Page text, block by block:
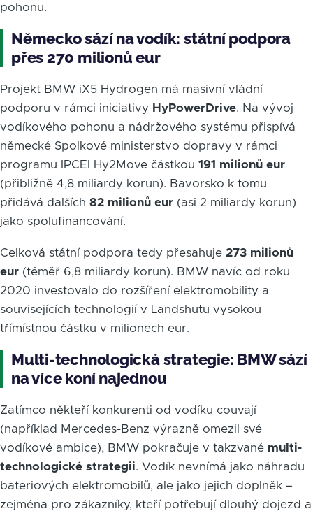
pohonu.
Německo sází na vodík: státní podpora
přes 270 milionů eur
Projekt BMW iX5 Hydrogen má masivní vládní
podporu v rámci iniciativy HyPowerDrive. Na vývoj
vodíkového pohonu a nádržového systému přispívá
německé Spolkové ministerstvo dopravy v rámci
programu IPCEI Hy2Move částkou 191 milionů eur
(přibližně 4,8 miliardy korun). Bavorsko k tomu
přidává dalších 82 milionů eur (asi 2 miliardy korun)
jako spolufinancování.
Celková státní podpora tedy přesahuje 273 milionů
eur (téměř 6,8 miliardy korun). BMW navíc od roku
2020 investovalo do rozšíření elektromobility a
souvisejících technologií v Landshutu vysokou
třímístnou částku v milionech eur.
Multi-technologická strategie: BMW sází
na více koní najednou
Zatímco někteří konkurenti od vodíku couvají
(například Mercedes-Benz výrazně omezil své
vodíkové ambice), BMW pokračuje v takzvané multi-
technologické strategii. Vodík nevnímá jako náhradu
bateriových elektromobilů, ale jako jejich doplněk –
zejména pro zákazníky, kteří potřebují dlouhý dojezd a